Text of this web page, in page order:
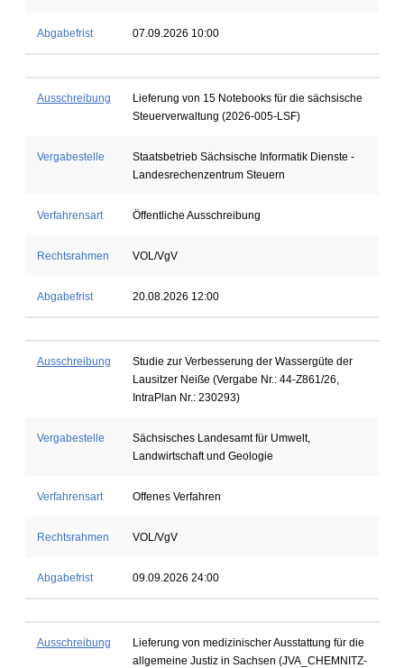
Abgabefrist 07.09.2026 10:00
Ausschreibung
Lieferung von 15 Notebooks für die sächsische
Steuerverwaltung (2026-005-LSF)
Vergabestelle
Staatsbetrieb Sächsische Informatik Dienste -
Landesrechenzentrum Steuern
Verfahrensart Öffentliche Ausschreibung
Rechtsrahmen VOL/VgV
Abgabefrist 20.08.2026 12:00
Ausschreibung
Studie zur Verbesserung der Wassergüte der
Lausitzer Neiße (Vergabe Nr.: 44-Z861/26,
IntraPlan Nr.: 230293)
Vergabestelle
Sächsisches Landesamt für Umwelt,
Landwirtschaft und Geologie
Verfahrensart Offenes Verfahren
Rechtsrahmen VOL/VgV
Abgabefrist 09.09.2026 24:00
Ausschreibung
Lieferung von medizinischer Ausstattung für die
allgemeine Justiz in Sachsen (JVA_CHEMNITZ-